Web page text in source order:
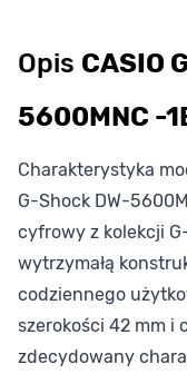
Opis CASIO
5600MNC -
Charakterystyka
G-Shock DW-
cyfrowy z kolekcji
wytrzymałą
codziennego
szerokości 42 mm i
zdecydowany